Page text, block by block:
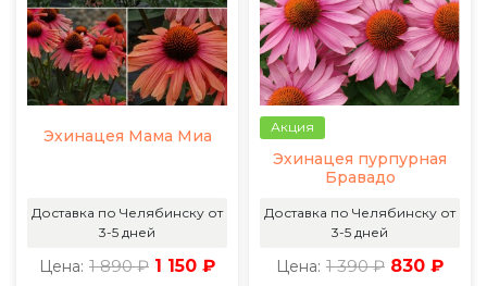
Эхинацея Мама Миа
Доставка по Челябинску от
3-5 дней
Цена: 1 890 ₽ 1 150 ₽
Акция
Эхинацея пурпурная
Бравадо
Доставка по Челябинску от
3-5 дней
Цена: 1 390 ₽ 830 ₽